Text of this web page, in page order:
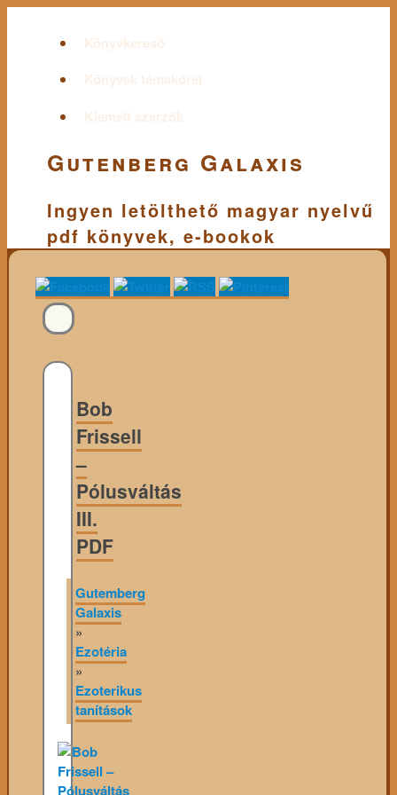
Könyvkereső
Könyvek témakörei
Kiemelt szerzők
Gutenberg Galaxis
Ingyen letölthető magyar nyelvű
pdf könyvek, e-bookok
Bob
Frissell
–
Pólusváltás
III.
PDF
Gutemberg
Galaxis
»
Ezotéria
»
Ezoterikus
tanítások